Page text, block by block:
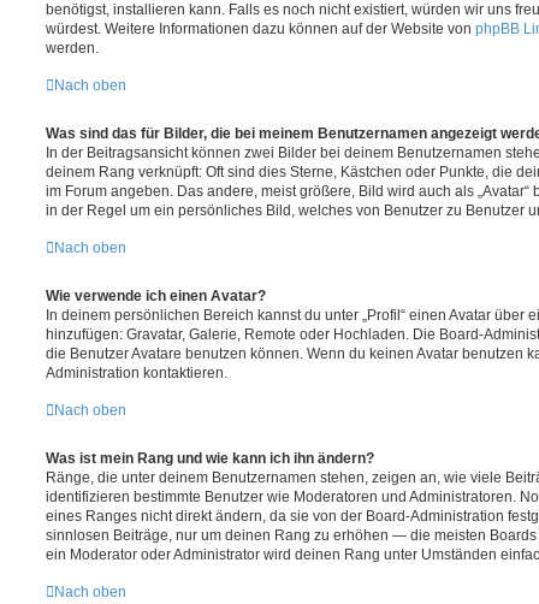
benötigst, installieren kann. Falls es noch nicht existiert, würden wir uns
würdest. Weitere Informationen dazu können auf der Website von phpBB
werden.
Nach oben
Was sind das für Bilder, die bei meinem Benutzernamen angezeigt
In der Beitragsansicht können zwei Bilder bei deinem Benutzernamen
deinem Rang verknüpft: Oft sind dies Sterne, Kästchen oder Punkte, die
im Forum angeben. Das andere, meist größere, Bild wird auch als
in der Regel um ein persönliches Bild, welches von Benutzer zu Benutzer
Nach oben
Wie verwende ich einen Avatar?
In deinem persönlichen Bereich kannst du unter „Profil“ einen Avatar über
hinzufügen: Gravatar, Galerie, Remote oder Hochladen. Die Board-
die Benutzer Avatare benutzen können. Wenn du keinen Avatar benutzen
Administration kontaktieren.
Nach oben
Was ist mein Rang und wie kann ich ihn ändern?
Ränge, die unter deinem Benutzernamen stehen, zeigen an, wie viele
identifizieren bestimmte Benutzer wie Moderatoren und Administratoren.
eines Ranges nicht direkt ändern, da sie von der Board-Administration
sinnlosen Beiträge, nur um deinen Rang zu erhöhen — die meisten
ein Moderator oder Administrator wird deinen Rang unter Umständen
Nach oben